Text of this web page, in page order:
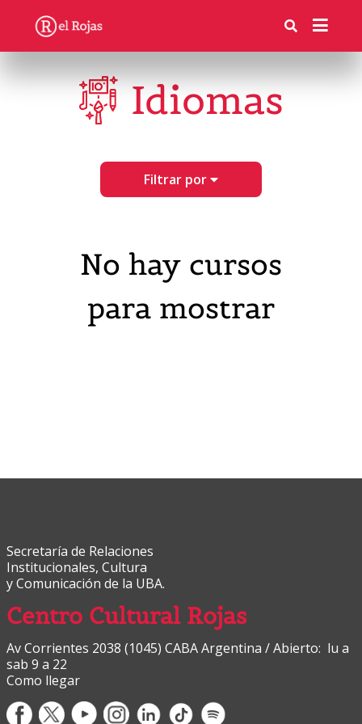
Idiomas
Filtrar por
No hay cursos
para mostrar
Secretaría de Relaciones
Institucionales, Cultura
y Comunicación de la UBA.
Centro Cultural Rojas
Av Corrientes 2038 (1045) CABA Argentina / Abierto: lu a
sab 9 a 22
Como llegar